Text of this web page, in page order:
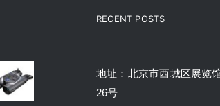
RECENT POSTS
地址：北京市西城区展览
26号